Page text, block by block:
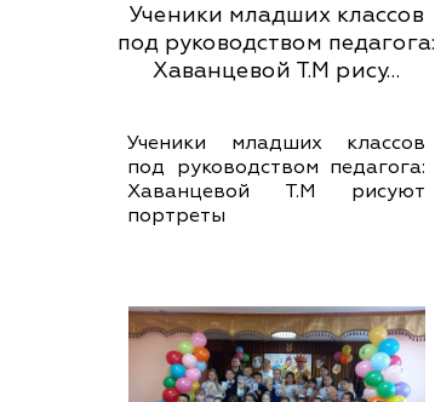
Ученики младших классов
под руководством педагога:
Хаванцевой Т.М рису…
Ученики младших классов
под руководством педагога:
Хаванцевой Т.М рисуют
портреты